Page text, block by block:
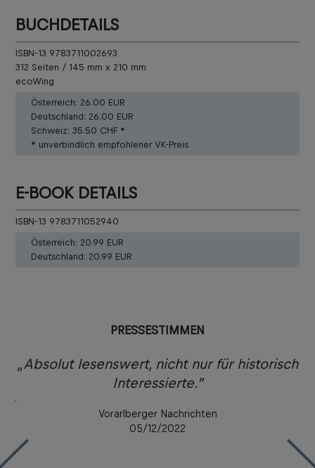
BUCHDETAILS
ISBN-13 9783711002693
312 Seiten / 145 mm x 210 mm
ecoWing
Österreich: 26.00 EUR
Deutschland: 26.00 EUR
Schweiz: 35.50 CHF *
* unverbindlich empfohlener VK-Preis
E-BOOK DETAILS
ISBN-13 9783711052940
Österreich: 20.99 EUR
Deutschland: 20.99 EUR
PRESSESTIMMEN
„Absolut lesenswert, nicht nur für historisch
Interessierte.”
Vorarlberger Nachrichten
05/12/2022